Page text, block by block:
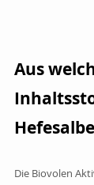
Aus
Die Biovolen